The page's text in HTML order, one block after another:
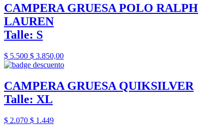
CAMPERA GRUESA POLO RALPH
LAUREN
Talle: S
$ 5.500 $ 3.850,00
CAMPERA GRUESA QUIKSILVER
Talle: XL
$ 2.070 $ 1.449